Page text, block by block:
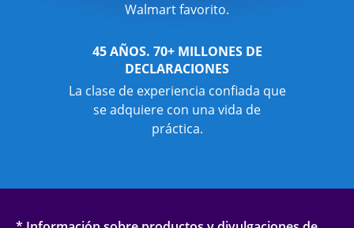
Walmart favorito.
45 AÑOS. 70+ MILLONES DE
DECLARACIONES
La clase de experiencia confiada que
se adquiere con una vida de
práctica.